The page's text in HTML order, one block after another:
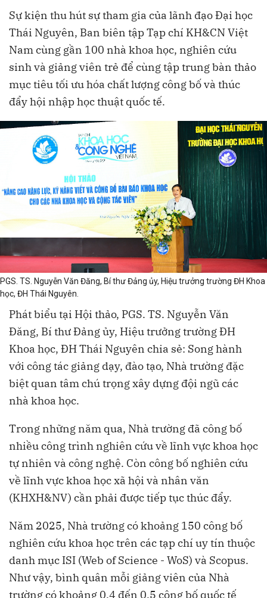
Sự kiện thu hút sự tham gia của lãnh đạo Đại học
Thái Nguyên, Ban biên tập Tạp chí KH&CN Việt
Nam cùng gần 100 nhà khoa học, nghiên cứu
sinh và giảng viên trẻ để cùng tập trung bàn thảo
mục tiêu tối ưu hóa chất lượng công bố và thúc
đẩy hội nhập học thuật quốc tế.
PGS. TS. Nguyễn Văn Đăng, Bí thư Đảng ủy, Hiệu trưởng trường ĐH Khoa
học, ĐH Thái Nguyên.
Phát biểu tại Hội thảo, PGS. TS. Nguyễn Văn
Đăng, Bí thư Đảng ủy, Hiệu trưởng trường ĐH
Khoa học, ĐH Thái Nguyên chia sẻ: Song hành
với công tác giảng dạy, đào tạo, Nhà trường đặc
biệt quan tâm chú trọng xây dựng đội ngũ các
nhà khoa học.
Trong những năm qua, Nhà trường đã công bố
nhiều công trình nghiên cứu về lĩnh vực khoa học
tự nhiên và công nghệ. Còn công bố nghiên cứu
về lĩnh vực khoa học xã hội và nhân văn
(KHXH&NV) cần phải được tiếp tục thúc đẩy.
Năm 2025, Nhà trường có khoảng 150 công bố
nghiên cứu khoa học trên các tạp chí uy tín thuộc
danh mục ISI (Web of Science - WoS) và Scopus.
Như vậy, bình quân mỗi giảng viên của Nhà
trường có khoảng 0,4 đến 0,5 công bố quốc tế